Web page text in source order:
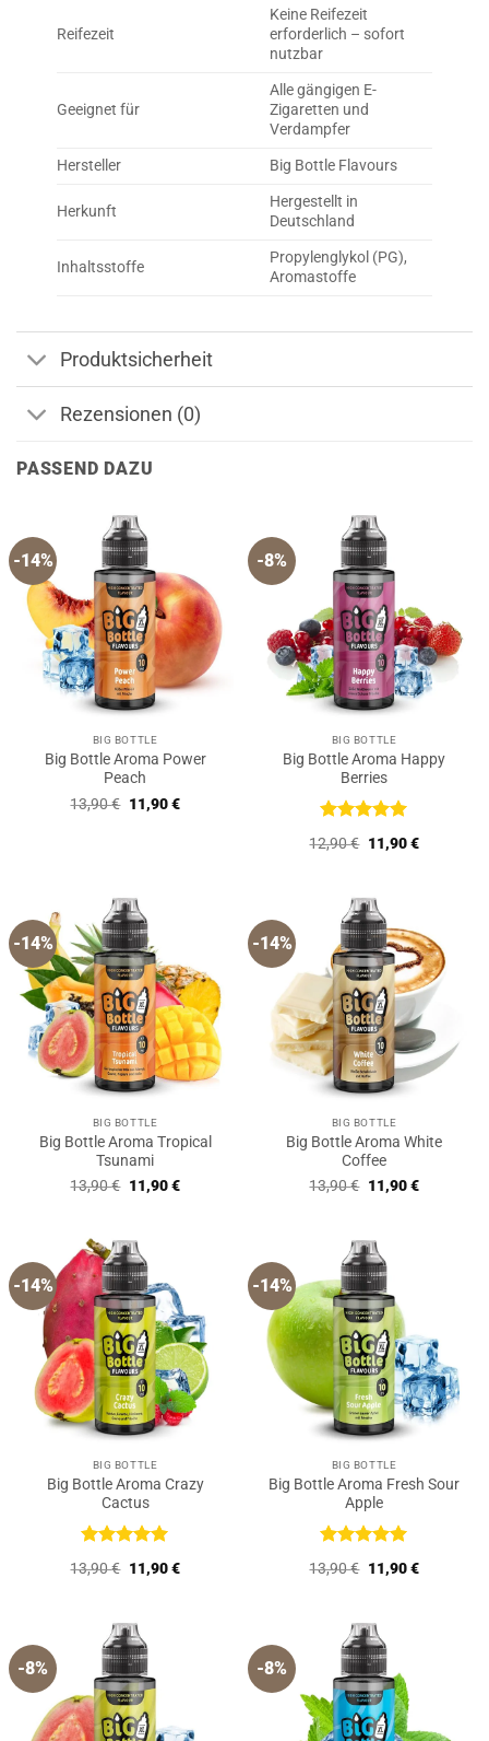
Reifezeit
Keine Reifezeit
erforderlich – sofort
nutzbar
Geeignet für
Alle gängigen E-
Zigaretten und
Verdampfer
Hersteller
Big Bottle Flavours
Herkunft
Hergestellt in
Deutschland
Inhaltsstoffe
Propylenglykol (PG),
Aromastoffe
Produktsicherheit
Rezensionen (0)
PASSEND DAZU
-14%
BIG BOTTLE
Big Bottle Aroma Power
Peach
13,90€ Ursprünglicher
Preis
11,90€Aktueller
-8%
BIG BOTTLE
Big Bottle Aroma Happy
Berries
Bewertet
mit 5 von
12,90€ Ursprünglicher
Preis
11,90€Aktueller
-14%
BIG BOTTLE
Big Bottle Aroma Tropical
Tsunami
13,90€ Ursprünglicher
Preis
11,90€Aktueller
-14%
BIG BOTTLE
Big Bottle Aroma White
Coffee
13,90€ Ursprünglicher
Preis
11,90€Aktueller
-14%
BIG BOTTLE
Big Bottle Aroma Crazy
Cactus
Bewertet
mit 5 von
13,90€ Ursprünglicher
Preis
11,90€Aktueller
-14%
BIG BOTTLE
Big Bottle Aroma Fresh Sour
Apple
Bewertet
mit 5 von
13,90€ Ursprünglicher
Preis
11,90€Aktueller
-8% -8%